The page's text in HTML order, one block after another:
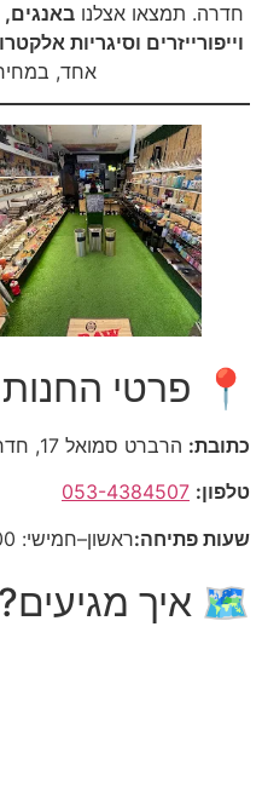
חדרה. תמצאו אצלנו באנגים,
וייפורייזרים וסיגריות
אחד,
📍 פרטי החנות
כתובת: הרברט סמואל 17, חדרה
טלפון: 053-4384507
שעות פתיחה:ראשון–חמישי: 10:00–20:00
🗺️ איך מגיעים?